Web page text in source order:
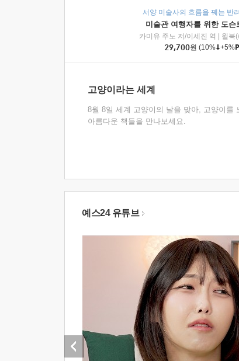
서양 미술사의 흐름을 꿰는 반
미술관 여행자를 위한 도슨
카미유 주노 저/이세진 역
윌북
29,700원 (10% +5%
고양이라는 세계
8월 8일 세계 고양이의 날을 맞아, 고양이를
아름다운 책들을 만나보세요.
예스24 유튜브